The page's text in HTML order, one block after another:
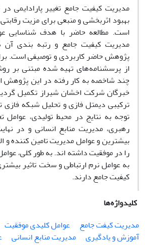
مدیریت کیفیت جامع تغییر پارادایمی
بهبود اثربخشی و منبعی برای مزیت
است. مطالعه حاضر با هدف شناسایی
مدیریت کیفیت جامع و رتبه بندی
پژوهش حاضر کاربردی و توصیفی است.
از پرسشنامه‌های تهیه شده مبتنی بر
چند شاخصه به کار رفته در این پژوهش
خبرگان شرکت اخشان شیراز تکمیل
ترکیبی دیمتل فازی و تحلیل شبکه فازی
توجه به نتایج در محیط تولیدی،
رهبری، مدیریت منابع انسانی و در
بیشترین و عوامل مدیریت تامین کننده و
را در موفقیت داشته اند. به طور کلی،
به عوامل نرم ارتباطی و سخت تاثیر
کیفیت جامع دارند.
کلیدواژه‌ها
مدیریت کیفت جامع
عوامل کلیدی موفقیت
آموزش و یادگیری
مدیریت منابع انسانی